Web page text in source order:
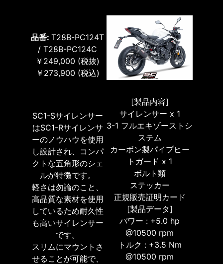
品番: T28B-PC124T
/ T28B-PC124C
￥249,000 (税抜)
￥273,900 (税込)
SC1-Sサイレンサー
はSC1-Rサイレンサ
ーのノウハウを使用
し設計され、コンパ
クトな五角形のシェ
ルが特徴です。
軽さは勿論のこと、
高品質な素材を使用
しているため耐久性
も高いサイレンサー
です。
スリムにマウントさ
せることが可能で、
[製品内容]
サイレンサー x 1
3-1 フルエキゾーストシ
ステム
カーボン製パイプヒー
トガード x 1
ボルト類
ステッカー
正規販売証明カード
[製品データ]
パワー : +5.0 hp
@10500 rpm
トルク : +3.5 Nm
@10500 rpm